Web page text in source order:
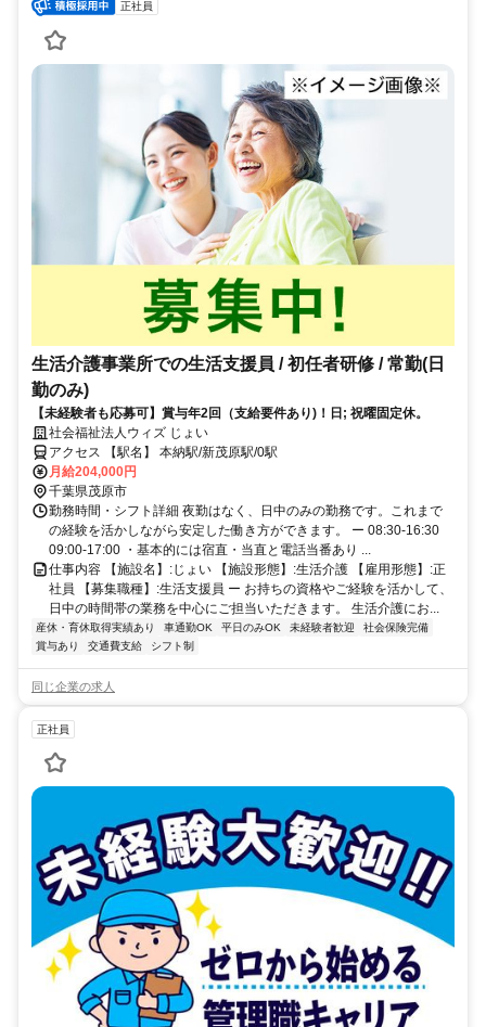
正社員
生活介護事業所での生活支援員 / 初任者研修 / 常勤(日
勤のみ)
【未経験者も応募可】賞与年2回（支給要件あり)！日; 祝曜固定休。
社会福祉法人ウィズ じょい
アクセス 【駅名】 本納駅/新茂原駅/0駅
月給204,000円
千葉県茂原市
勤務時間・シフト詳細 夜勤はなく、日中のみの勤務です。これまで
の経験を活かしながら安定した働き方ができます。 ー 08:30-16:30
09:00-17:00 ・基本的には宿直・当直と電話当番あり ...
仕事内容 【施設名】:じょい 【施設形態】:生活介護 【雇用形態】:正
社員 【募集職種】:生活支援員 ー お持ちの資格やご経験を活かして、
日中の時間帯の業務を中心にご担当いただきます。 生活介護にお...
産休・育休取得実績あり 車通勤OK 平日のみOK 未経験者歓迎
社会保険完備
賞与あり
交通費支給 シフト制
同じ企業の求人
正社員